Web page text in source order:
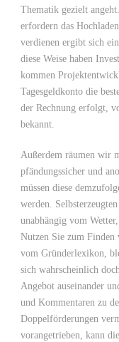
Thematik gezielt
erfordern das
verdienen ergibt sich
diese Weise haben
kommen
Tagesgeldkonto die
der Rechnung erfolgt,
bekannt.
Außerdem räumen wir
pfändungssicher und
müssen diese
werden.
unabhängig vom
Nutzen Sie zum Finden
vom Gründerlexikon,
sich wahrscheinlich
Angebot auseinander
und Kommentaren zu
Doppelförderungen
vorangetrieben, kann